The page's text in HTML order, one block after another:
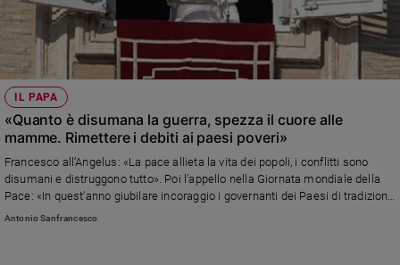
IL PAPA
«Quanto è disumana la guerra, spezza il cuore alle
mamme. Rimettere i debiti ai paesi poveri»
Francesco all’Angelus: «La pace allieta la vita dei popoli, i conflitti sono
disumani e distruggono tutto». Poi l’appello nella Giornata mondiale della
Pace: «In quest’anno giubilare incoraggio i governanti dei Paesi di tradizione
cristiana a dare il buon esempio cancellando o riducendo quanto più
Antonio Sanfrancesco